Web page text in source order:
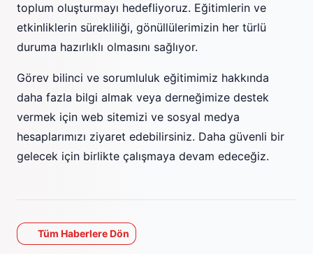
toplum oluşturmayı hedefliyoruz. Eğitimlerin ve
etkinliklerin sürekliliği, gönüllülerimizin her türlü
duruma hazırlıklı olmasını sağlıyor.
Görev bilinci ve sorumluluk eğitimimiz hakkında
daha fazla bilgi almak veya derneğimize destek
vermek için web sitemizi ve sosyal medya
hesaplarımızı ziyaret edebilirsiniz. Daha güvenli bir
gelecek için birlikte çalışmaya devam edeceğiz.
Tüm Haberlere Dön